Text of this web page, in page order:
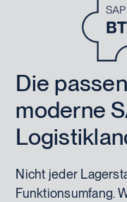
Die
moderne
Nicht jeder
Funktionsumfang.